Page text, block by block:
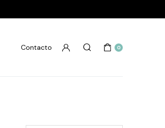
Contacto 0